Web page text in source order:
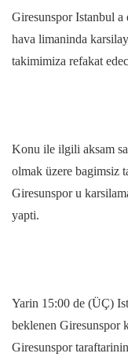
Giresunspor Istanbul a
hava limaninda
takimimiza refakat
Konu ile ilgili aksam
olmak üzere bagimsiz
Giresunspor u
yapti.
Yarin 15:00 de (ÜÇ)
beklenen Giresunspor
Giresunspor